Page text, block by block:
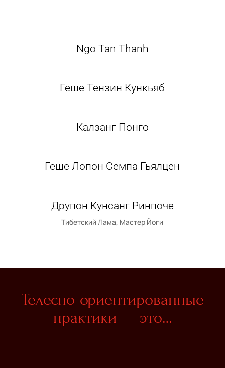
Ngo Tan Thanh
Геше Тензин Кункьяб
Калзанг Понго
Геше Лопон Семпа Гьялцен
Друпон Кунсанг Ринпоче
Тибетский Лама, Мастер Йоги
Телесно-ориентированные
практики — это…